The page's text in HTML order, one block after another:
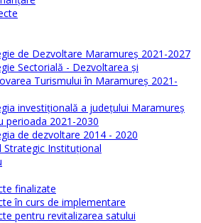
de Dezvoltare Maramureș 2021-2027
Sectorială - Dezvoltarea și
Turismului în Maramureș 2021-
investiţională a județului Maramureș
perioada 2021-2030
de dezvoltare 2014 - 2020
Strategic Instituţional
finalizate
în curs de implementare
pentru revitalizarea satului